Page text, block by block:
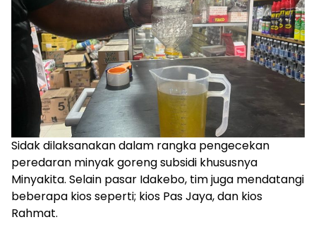
Sidak dilaksanakan dalam rangka pengecekan
peredaran minyak goreng subsidi khususnya
Minyakita. Selain pasar Idakebo, tim juga mendatangi
beberapa kios seperti; kios Pas Jaya, dan kios
Rahmat.